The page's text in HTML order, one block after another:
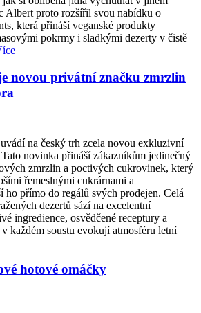
Albert proto rozšířil svou nabídku o
která přináší veganské produkty
pokrmy i sladkými dezerty v čistě
novou privátní značku zmrzlin
na český trh zcela novou exkluzivní
novinka přináší zákazníkům jedinečný
zmrzlin a poctivých cukrovinek, který
řemeslnými cukrárnami a
ho přímo do regálů svých prodejen. Celá
dezertů sází na excelentní
ingredience, osvědčené receptury a
každém soustu evokují atmosféru letní
hotové omáčky